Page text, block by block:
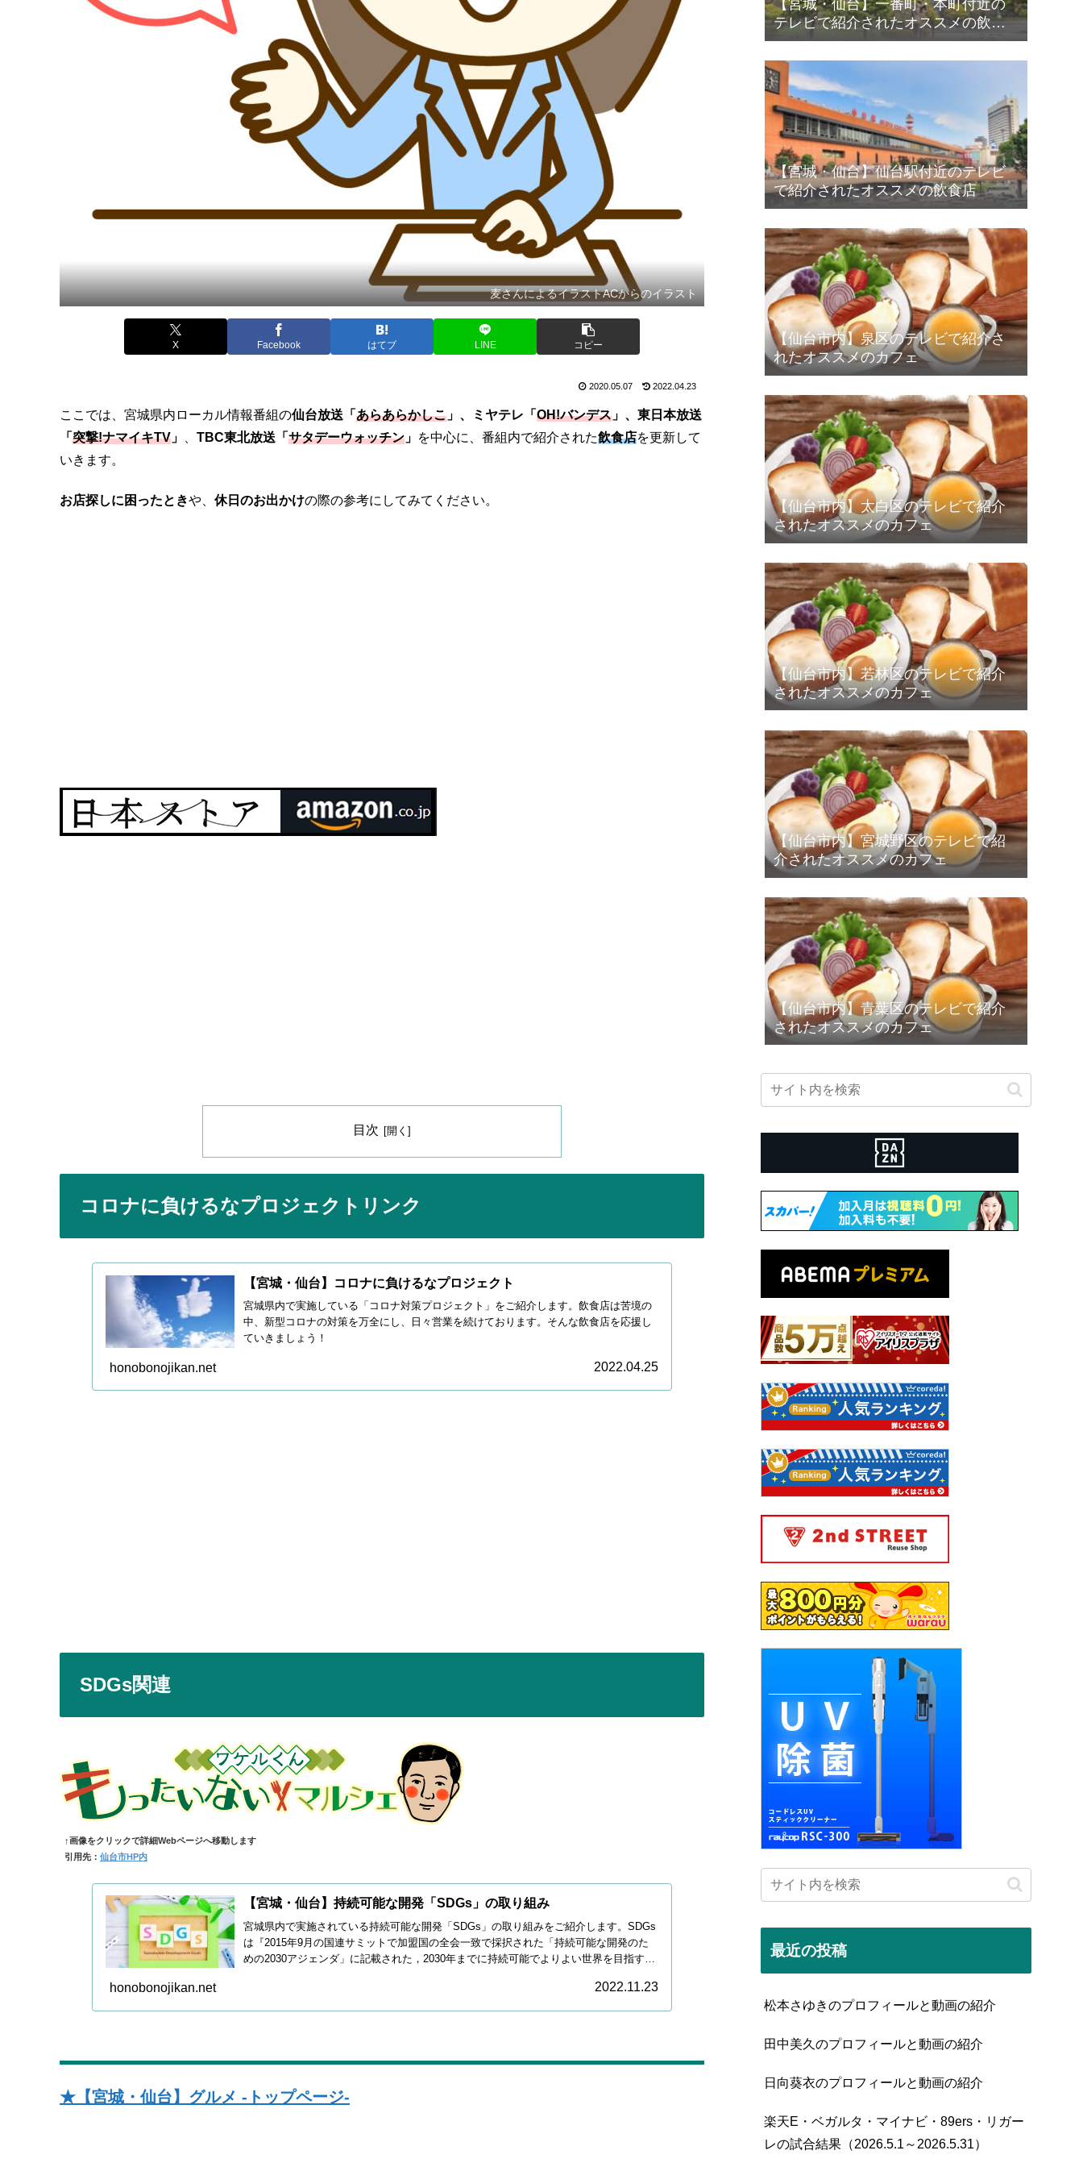
麦さんによるイラストACからのイラスト
X Facebook はてブ LINE コピー
2020.05.07 2022.04.23
ここでは、宮城県内ローカル情報番組の仙台放送「 あらあらかしこ 」、ミヤテレ「 OH!バンデス 」、東日本放送
「 突撃!ナマイキTV 」 TBC東北放送「 サタデーウォッチン 」 を中心に、番組内で紹介された飲食店を更新して
いきます。
お店探しに困ったときや、 休日のお出かけの際の参考にしてみてください。
目次
コロナに負けるなプロジェクトリンク
【宮城・仙台】コロナに負けるなプロジェクト
宮城県内で実施している「コロナ対策プロジェクト」をご紹介します。飲食店は苦境の
中、新型コロナの対策を万全にし、日々営業を続けております。そんな飲食店を応援し
ていきましょう！
honobonojikan.net 2022.04.25
SDGs関連
↑画像をクリックで詳細Webページへ移動します
引用先： 仙台市HP内
【宮城・仙台】持続可能な開発「SDGs」の取り組み
宮城県内で実施されている持続可能な開発「SDGs」の取り組みをご紹介します。SDGs
は『2015年9月の国連サミットで加盟国の全会一致で採択された「持続可能な開発のた
めの2030アジェンダ」に記載された，2030年までに持続可能でよりよい世界を目指す国
honobonojikan.net 2022.11.23
★【宮城・仙台】グルメ -トップページ-
【宮城・仙台】一番町・本町付近の
テレビで紹介されたオススメの飲食
店
【宮城・仙台】仙台駅付近のテレビ
で紹介されたオススメの飲食店
【仙台市内】泉区のテレビで紹介さ
れたオススメのカフェ
【仙台市内】太白区のテレビで紹介
されたオススメのカフェ
【仙台市内】若林区のテレビで紹介
されたオススメのカフェ
【仙台市内】宮城野区のテレビで紹
介されたオススメのカフェ
【仙台市内】青葉区のテレビで紹介
されたオススメのカフェ
最近の投稿
松本さゆきのプロフィールと動画の紹介
田中美久のプロフィールと動画の紹介
日向葵衣のプロフィールと動画の紹介
楽天E・ベガルタ・マイナビ・89ers・リガー
レの試合結果（2026.5.1～2026.5.31）